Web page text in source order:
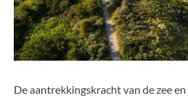
De aantrekkingskracht van de zee